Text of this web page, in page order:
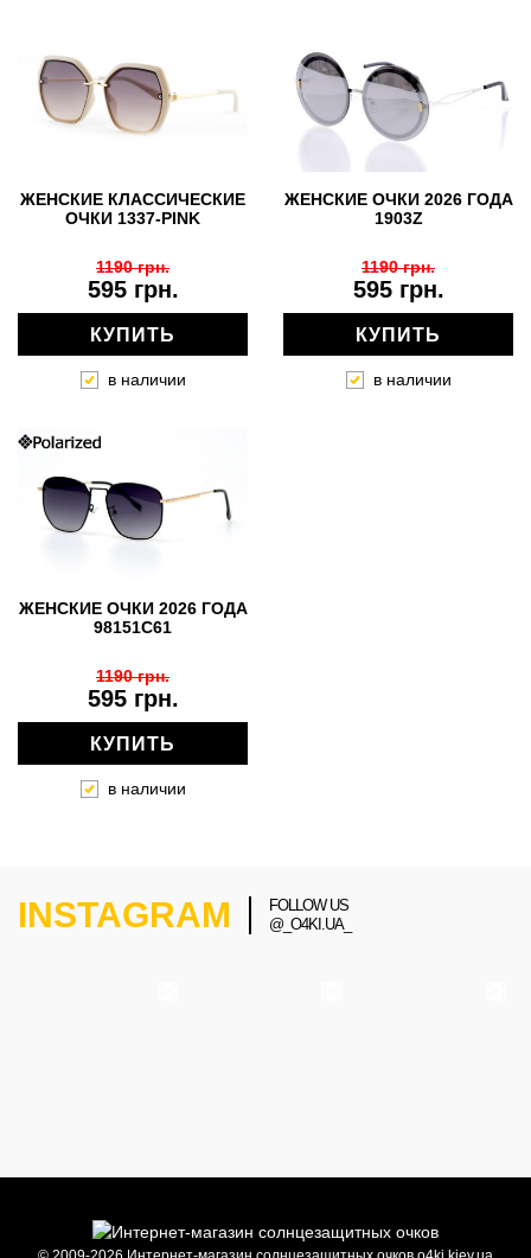
ЖЕНСКИЕ КЛАССИЧЕСКИЕ
ОЧКИ 1337-PINK
595 грн.
1190 грн.
КУПИТЬ
в наличии
ЖЕНСКИЕ ОЧКИ 2026 ГОДА
1903Z
595 грн.
1190 грн.
КУПИТЬ
в наличии
ЖЕНСКИЕ ОЧКИ 2026 ГОДА
98151C61
595 грн.
1190 грн.
КУПИТЬ
в наличии
INSTAGRAM
FOLLOW US
@_O4KI.UA_